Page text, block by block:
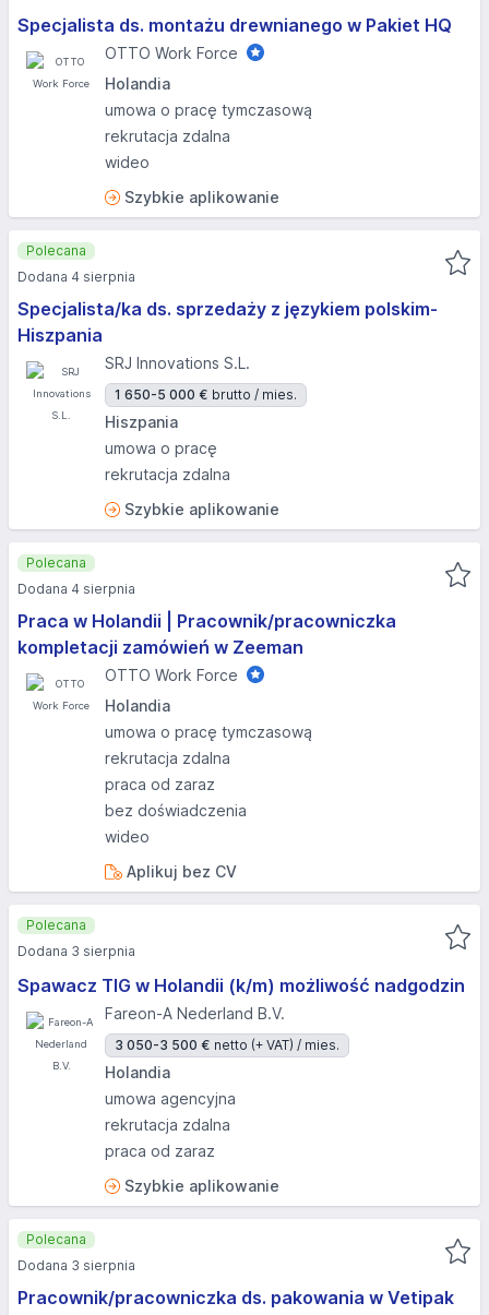
Specjalista ds. montażu drewnianego w Pakiet HQ
OTTO Work Force
Holandia
umowa o pracę tymczasową
rekrutacja zdalna
wideo
Szybkie aplikowanie
Specjalista/ka ds. sprzedaży z językiem polskim-
Hiszpania
SRJ Innovations S.L.
1 650-5 000 € brutto / mies.
Hiszpania
umowa o pracę
rekrutacja zdalna
Szybkie aplikowanie
Polecana
Dodana 4 sierpnia
Praca w Holandii | Pracownik/pracowniczka
kompletacji zamówień w Zeeman
OTTO Work Force
Holandia
umowa o pracę tymczasową
rekrutacja zdalna
praca od zaraz
bez doświadczenia
wideo
Aplikuj bez CV
Polecana
Dodana 4 sierpnia
Spawacz TIG w Holandii (k/m) możliwość nadgodzin
Fareon-A Nederland B.V.
3 050-3 500 € netto (+ VAT) / mies.
Holandia
umowa agencyjna
rekrutacja zdalna
praca od zaraz
Szybkie aplikowanie
Polecana
Dodana 3 sierpnia
Pracownik/pracowniczka ds. pakowania w Vetipak
Polecana
Dodana 3 sierpnia